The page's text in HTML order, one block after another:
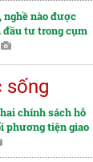
nghề nào được
tư trong cụm
sống
chính sách hỗ
phương tiện giao